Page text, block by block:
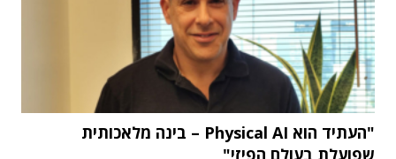
"העתיד הוא Physical AI – בינה מלאכותית
שפועלת בעולם הפיזי"